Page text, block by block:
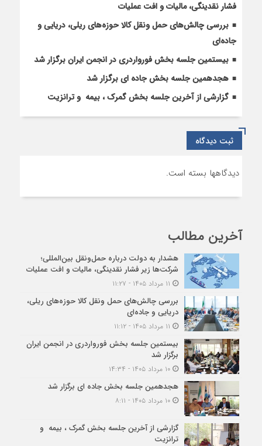
فشار نقدینگی، مالیات و افت عملیات
بررسی چالش‌های حمل ونقل کالا حوزه‌های ریلی، دریایی و
جاده‌ای
بیستمین جلسه بخش فورواردری در انجمن ایران برگزار شد
هجدهمین جلسه بخش جاده ای برگزار شد
گزارشی از آخرین جلسه بخش گمرک ، بیمه و ترانزیت
ثبت دیدگاه
دیدگاهها بسته است.
آخرین مطالب
هشدار به دولت درباره حمل‌ونقل بین‌المللی؛
شرکت‌ها زیر فشار نقدینگی، مالیات و افت عملیات
بررسی چالش‌های حمل ونقل کالا حوزه‌های ریلی،
دریایی و جاده‌ای
بیستمین جلسه بخش فورواردری در انجمن ایران
برگزار شد
۱۰ مرداد ۱۴۰۵ - ۱۴:۳۴
هجدهمین جلسه بخش جاده ای برگزار شد
۱۰ مرداد ۱۴۰۵ - ۸:۱۱
گزارشی از آخرین جلسه بخش گمرک ، بیمه و
ترانزیت